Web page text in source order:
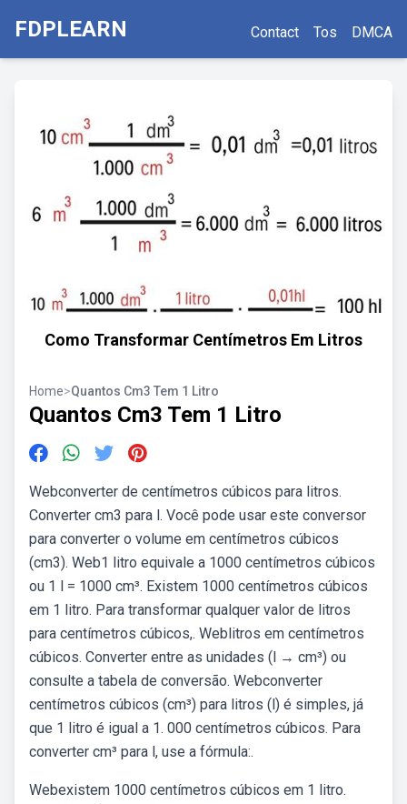
FDPLEARN Contact Tos DMCA
Como Transformar Centímetros Em Litros
Home>Quantos Cm3 Tem 1 Litro
Quantos Cm3 Tem 1 Litro
Webconverter de centímetros cúbicos para litros.
Converter cm3 para l. Você pode usar este conversor
para converter o volume em centímetros cúbicos
(cm3). Web1 litro equivale a 1000 centímetros cúbicos
ou 1 l = 1000 cm³. Existem 1000 centímetros cúbicos
em 1 litro. Para transformar qualquer valor de litros
para centímetros cúbicos,. Weblitros em centímetros
cúbicos. Converter entre as unidades (l → cm³) ou
consulte a tabela de conversão. Webconverter
centímetros cúbicos (cm³) para litros (l) é simples, já
que 1 litro é igual a 1. 000 centímetros cúbicos. Para
converter cm³ para l, use a fórmula:.
Webexistem 1000 centímetros cúbicos em 1 litro.